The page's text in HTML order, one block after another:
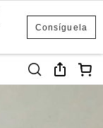
Consíguela